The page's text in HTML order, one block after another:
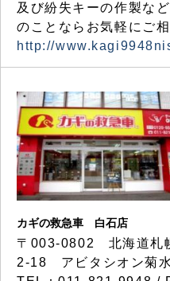
及び紛失キーの作製な
のことならお気軽にご相
http://
カギの救急車 白石店
〒003-0802 北海道札
2-18 アビタシオン菊水